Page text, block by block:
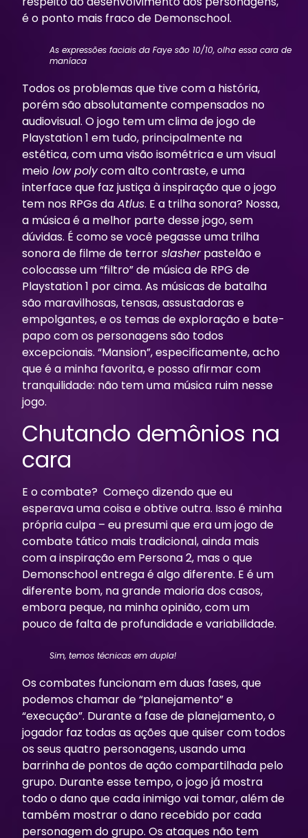
é o ponto mais fraco de Demonschool.
As expressões faciais da Faye são 10/10, olha essa cara de
maníaca
Todos os problemas que tive com a história,
porém são absolutamente compensados no
audiovisual. O jogo tem um clima de jogo de
Playstation 1 em tudo, principalmente na
estética, com uma visão isométrica e um visual
meio low polycom alto contraste, e uma
interface que faz justiça à inspiração que o jogo
tem nos RPGs da Atlus. E a trilha sonora? Nossa,
a música é a melhor parte desse jogo, sem
dúvidas. É como se você pegasse uma trilha
sonora de filme de terror slasherpastelão e
colocasse um “filtro” de música de RPG de
Playstation 1 por cima. As músicas de batalha
são maravilhosas, tensas, assustadoras e
empolgantes, e os temas de exploração e bate-
papo com os personagens são todos
excepcionais. “Mansion”, especificamente, acho
que é a minha favorita, e posso afirmar com
tranquilidade: não tem uma música ruim nesse
jogo.
Chutando demônios na
cara
E o combate? Começo dizendo que eu
esperava uma coisa e obtive outra. Isso é minha
própria culpa – eu presumi que era um jogo de
combate tático mais tradicional, ainda mais
com a inspiração em Persona 2, mas o que
Demonschoolentrega é algo diferente. E é um
diferente bom, na grande maioria dos casos,
embora peque, na minha opinião, com um
pouco de falta de profundidade e variabilidade.
Sim, temos técnicas em dupla!
Os combates funcionam em duas fases, que
podemos chamar de “planejamento” e
“execução”. Durante a fase de planejamento, o
jogador faz todas as ações que quiser com todos
os seus quatro personagens, usando uma
barrinha de pontos de ação compartilhada pelo
grupo. Durante esse tempo, o jogo já mostra
todo o dano que cada inimigo vai tomar, além de
também mostrar o dano recebido por cada
personagem do grupo. Os ataques não tem